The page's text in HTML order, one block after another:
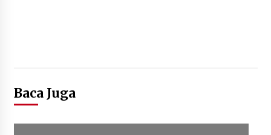
Baca Juga